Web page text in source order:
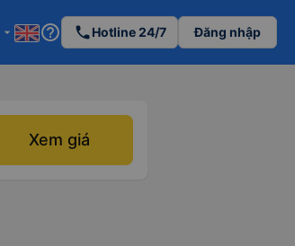
arrow_drop_down help_outline phoneHotline 24/7 Đăng nhập
Xem giá